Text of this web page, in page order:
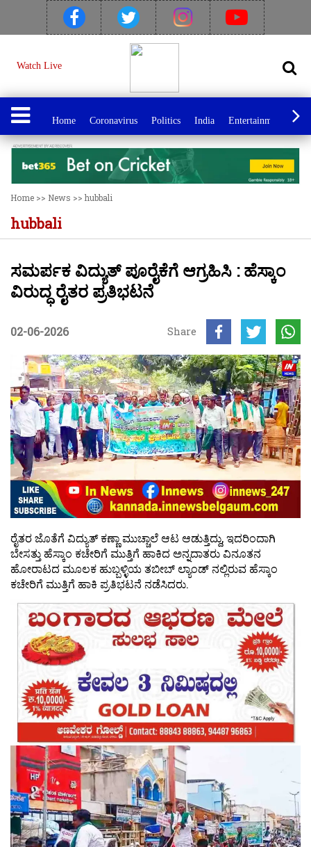
Watch Live
Home Coronavirus Politics India Entertainment
Home >> News >> hubbali
hubbali
ಸಮರ್ಪಕ ವಿದ್ಯುತ್‌ ಪೂರೈಕೆಗೆ ಆಗ್ರಹಿಸಿ : ಹೆಸ್ಕಾಂ
ವಿರುದ್ಧ ರೈತರ ಪ್ರತಿಭಟನೆ
02-06-2026 Share
ರೈತರ ಜೊತೆಗೆ ವಿದ್ಯುತ್ ಕಣ್ಣಾ ಮುಚ್ಚಾಲೆ ಆಟ ಆಡುತ್ತಿದ್ದು, ಇದರಿಂದಾಗಿ
ಬೇಸತ್ತು ಹೆಸ್ಕಾಂ ಕಚೇರಿಗೆ ಮುತ್ತಿಗೆ ಹಾಕಿದ ಅನ್ನದಾತರು ವಿನೂತನ
ಹೋರಾಟದ ಮೂಲಕ ಹುಬ್ಬಳ್ಳಿಯ ತಬೀಬ್ ಲ್ಯಾಂಡ್ ನಲ್ಲಿರುವ ಹೆಸ್ಕಾಂ
ಕಚೇರಿಗೆ ಮುತ್ತಿಗೆ ಹಾಕಿ ಪ್ರತಿಭಟನೆ ನಡೆಸಿದರು.